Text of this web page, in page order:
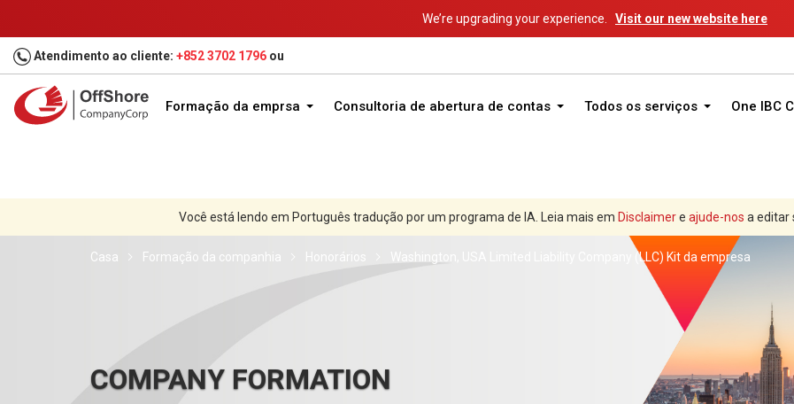
We’re upgrading your experience. Visit our new website here
Atendimento ao cliente: +852 3702 1796 ou
Formação da emprsa Consultoria de abertura de contas Todos os serviços One IBC
Você está lendo em Português tradução por um programa de IA. Leia mais em Disclaimere ajude-nos a editar
Casa Formação da companhia Honorários Washington, USA Limited Liability Company (LLC) Kit da empresa
COMPANY FORMATION